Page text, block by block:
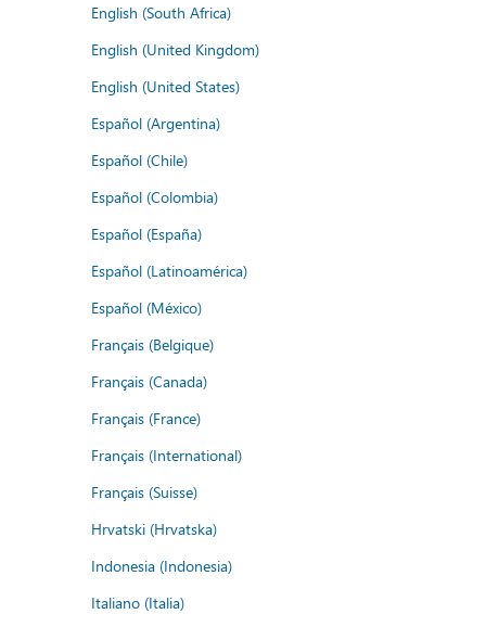
English (South Africa)
English (United Kingdom)
English (United States)
Español (Argentina)
Español (Chile)
Español (Colombia)
Español (España)
Español (Latinoamérica)
Español (México)
Français (Belgique)
Français (Canada)
Français (France)
Français (International)
Français (Suisse)
Hrvatski (Hrvatska)
Indonesia (Indonesia)
Italiano (Italia)